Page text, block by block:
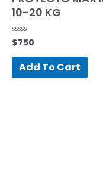
10-20 KG
Rated
0
out
$750
Add To Cart